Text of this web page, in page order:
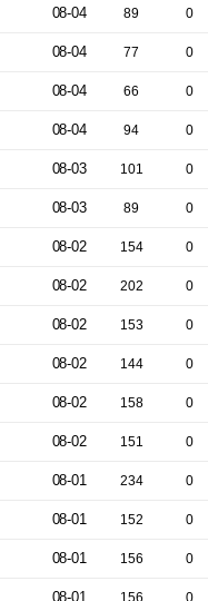
08-04 89 0
08-04 77 0
08-04 66 0
08-04 94 0
08-03 101 0
08-03 89 0
08-02 154 0
08-02 202 0
08-02 153 0
08-02 144 0
08-02 158 0
08-02 151 0
08-01 234 0
08-01 152 0
08-01 156 0
08-01 156 0